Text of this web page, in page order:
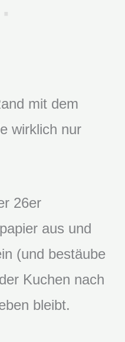
mit dem
wirklich nur
26er
aus und
(und bestäube
Kuchen nach
bleibt.